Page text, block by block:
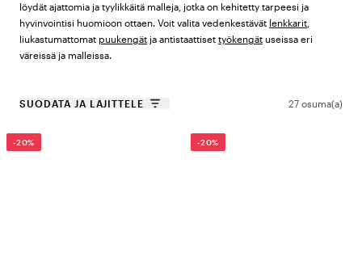
löydät ajattomia ja tyylikkäitä malleja, jotka on kehitetty tarpeesi ja
hyvinvointisi huomioon ottaen. Voit valita vedenkestävät lenkkarit
liukastumattomat puukengät ja antistaattiset työkengät useissa eri
väreissä ja malleissa.
SUODATA JA LAJITTELE 27 osuma(a)
-20% -20%